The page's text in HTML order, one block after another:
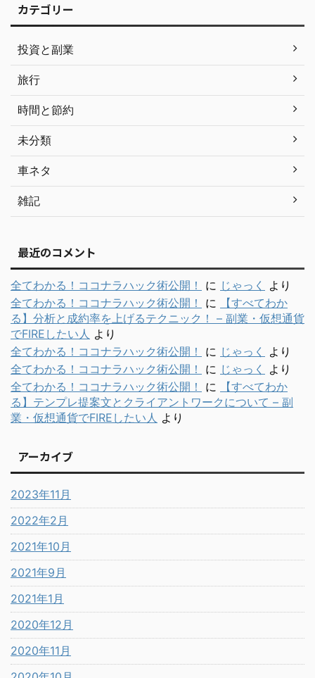
カテゴリー
投資と副業
旅行
時間と節約
未分類
車ネタ
雑記
最近のコメント
全てわかる！ココナラハック術公開！ に じゃっく
より
全てわかる！ココナラハック術公開！
に
【すべてわか
る】分析と成約率を上げるテクニック！ – 副業・仮想通貨
でFIREしたい人 より
全てわかる！ココナラハック術公開！
に じゃっく
より
全てわかる！ココナラハック術公開！
に じゃっく
より
全てわかる！ココナラハック術公開！
に
【すべてわか
る】テンプレ提案文とクライアントワークについて – 副
業・仮想通貨でFIREしたい人 より
アーカイブ
2023年11月
2022年2月
2021年10月
2021年9月
2021年1月
2020年12月
2020年11月